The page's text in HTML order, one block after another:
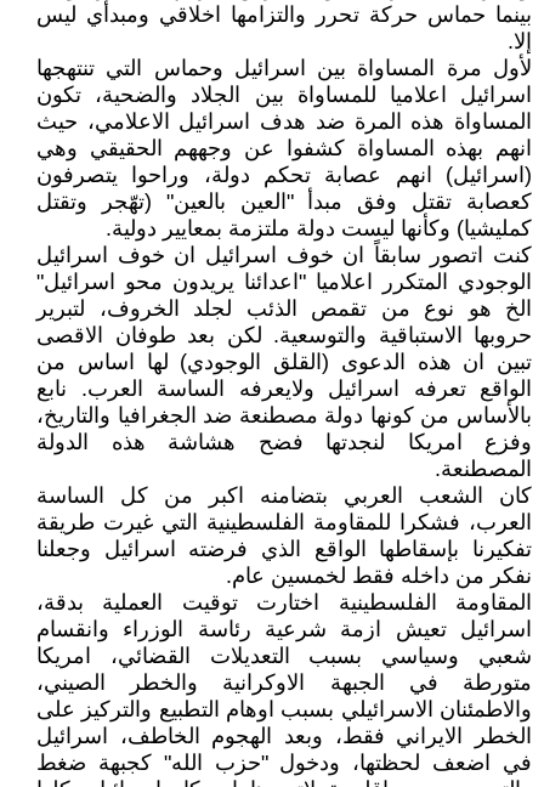
بينما حماس حركة تحرر والتزامها اخلاقي ومبدأي ليس
إلا.
لأول مرة المساواة بين اسرائيل وحماس التي تنتهجها
اسرائيل اعلاميا للمساواة بين الجلاد والضحية، تكون
المساواة هذه المرة ضد هدف اسرائيل الاعلامي، حيث
انهم بهذه المساواة كشفوا عن وجههم الحقيقي وهي
(اسرائيل) انهم عصابة تحكم دولة، وراحوا يتصرفون
كعصابة تقتل وفق مبدأ "العين بالعين" (تهّجر وتقتل
كمليشيا) وكأنها ليست دولة ملتزمة بمعايير دولية.
كنت اتصور سابقاً ان خوف اسرائيل ان خوف اسرائيل
الوجودي المتكرر اعلاميا "اعدائنا يريدون محو اسرائيل"
الخ هو نوع من تقمص الذئب لجلد الخروف، لتبرير
حروبها الاستباقية والتوسعية. لكن بعد طوفان الاقصى
تبين ان هذه الدعوى (القلق الوجودي) لها اساس من
الواقع تعرفه اسرائيل ولايعرفه الساسة العرب. نابع
بالأساس من كونها دولة مصطنعة ضد الجغرافيا والتاريخ،
وفزع امريكا لنجدتها فضح هشاشة هذه الدولة
المصطنعة.
كان الشعب العربي بتضامنه اكبر من كل الساسة
العرب، فشكرا للمقاومة الفلسطينية التي غيرت طريقة
تفكيرنا بإسقاطها الواقع الذي فرضته اسرائيل وجعلنا
نفكر من داخله فقط لخمسين عام.
المقاومة الفلسطينية اختارت توقيت العملية بدقة،
اسرائيل تعيش ازمة شرعية رئاسة الوزراء وانقسام
شعبي وسياسي بسبب التعديلات القضائي، امريكا
متورطة في الجبهة الاوكرانية والخطر الصيني،
والاطمئنان الاسرائيلي بسبب اوهام التطبيع والتركيز على
الخطر الايراني فقط، وبعد الهجوم الخاطف، اسرائيل
في اضعف لحظتها، ودخول "حزب الله" كجبهة ضغط